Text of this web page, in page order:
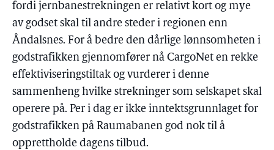
fordi jernbanestrekningen er relativt kort og mye
av godset skal til andre steder i regionen enn
Åndalsnes. For å bedre den dårlige lønnsomheten i
godstrafikken gjennomfører nå CargoNet en rekke
effektiviseringstiltak og vurderer i denne
sammenheng hvilke strekninger som selskapet skal
operere på. Per i dag er ikke inntektsgrunnlaget for
godstrafikken på Raumabanen god nok til å
opprettholde dagens tilbud.